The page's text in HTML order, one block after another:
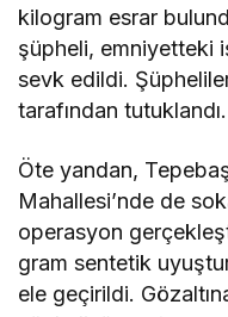
kilogram esrar
şüpheli, emniyetteki
sevk edildi.
tarafından tutuklandı.
Öte yandan,
Mahallesi’nde de
operasyon
gram sentetik
ele geçirildi.